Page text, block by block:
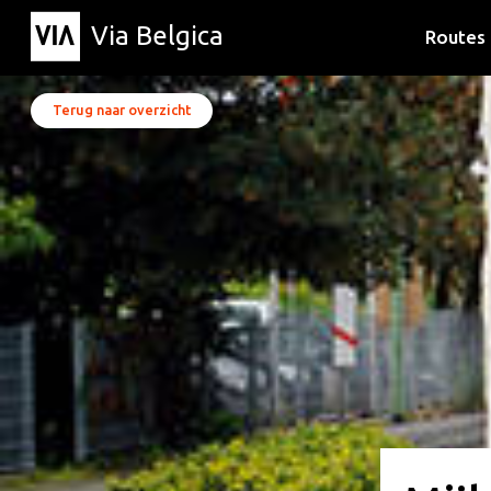
Via Belgica Routes
Terug naar overzicht